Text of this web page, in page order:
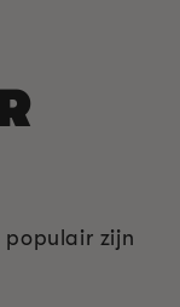
populair zijn